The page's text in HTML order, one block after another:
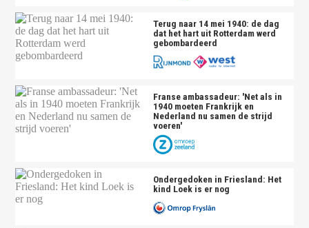
Terug naar 14 mei 1940: de dag
dat het hart uit Rotterdam werd
gebombardeerd
Franse ambassadeur: 'Net als in
1940 moeten Frankrijk en
Nederland nu samen de strijd
voeren'
Ondergedoken in Friesland: Het
kind Loek is er nog